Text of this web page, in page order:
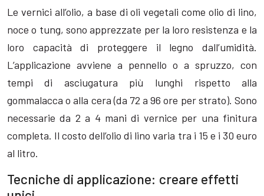
Le vernici all’olio, a base di oli vegetali come olio di lino,
noce o tung, sono apprezzate per la loro resistenza e la
loro capacità di proteggere il legno dall’umidità.
L’applicazione avviene a pennello o a spruzzo, con
tempi di asciugatura più lunghi rispetto alla
gommalacca o alla cera (da 72 a 96 ore per strato). Sono
necessarie da 2 a 4 mani di vernice per una finitura
completa. Il costo dell’olio di lino varia tra i 15 e i 30 euro
al litro.
Tecniche di applicazione: creare effetti